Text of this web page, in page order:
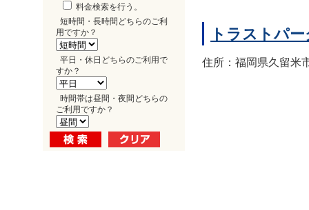
料金検索を行う。
短時間・長時間どちらのご利
用ですか？
平日・休日どちらのご利用で
すか？
時間帯は昼間・夜間どちらの
ご利用ですか？
トラストパ
住所：福岡県久留米